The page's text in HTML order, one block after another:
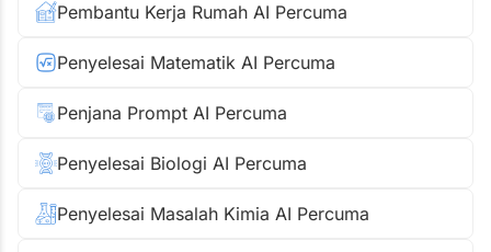
Pembantu Kerja Rumah AI Percuma
Penyelesai Matematik AI Percuma
Penjana Prompt AI Percuma
Penyelesai Biologi AI Percuma
Penyelesai Masalah Kimia AI Percuma